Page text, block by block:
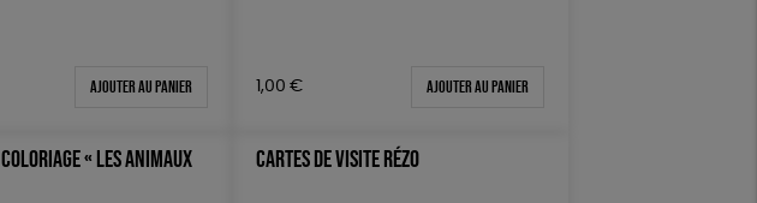
Ajouter au panier 1,00 € Ajouter au panier
« LES ANIMAUX
CARTES DE VISITE RÉZO